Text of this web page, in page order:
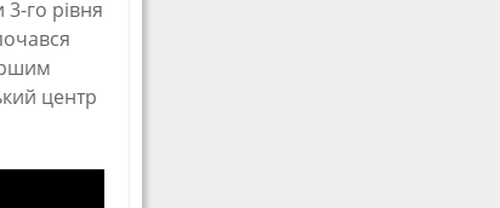
го рівня
центр